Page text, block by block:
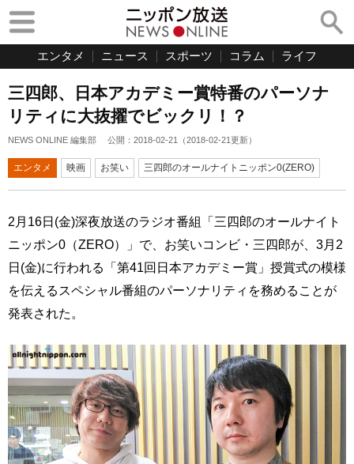
エンタメ ニュース スポーツ コラム ライフ
三四郎、日本アカデミー賞特番のパーソナ
リティに大抜擢でビックリ！？
NEWS ONLINE 編集部 公開： 2018-02-21 （2018-02-21更新）
エンタメ 映画 お笑い 三四郎のオールナイトニッポン0(ZERO)
2月16日(金)深夜放送のラジオ番組「三四郎のオールナイト
ニッポン0（ZERO）」で、お笑いコンビ・三四郎が、3月2
日(金)に行われる「第41回日本アカデミー賞」授賞式の模様
を伝えるスペシャル番組のパーソナリティを務めることが
発表された。